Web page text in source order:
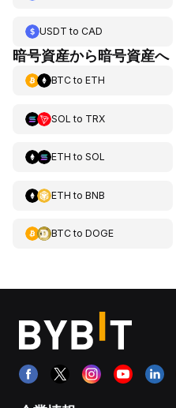
USDT to CAD
暗号資産から暗号資産へ
BTCto ETH
SOL to TRX
ETH to SOL
ETH to BNB
BTCto DOGE